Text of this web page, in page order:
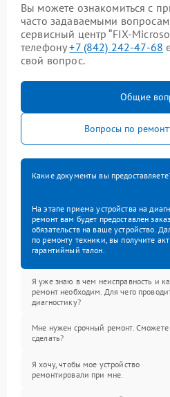
Вы можете ознакомиться с
часто задаваемыми
сервисный центр “FIX-
телефону+7 (842) 242-47-68
свой вопрос.
Общие
Вопросы по
Какие документы вы
На этапе приема устройства на
ремонт вам будет предоставлен
обязательств на ваше устройство.
по ремонту техники, вы получите
гарантийный талон.
Я уже знаю в чем неисправность и
ремонт необходим. Для чего
диагностику?
Мне нужен срочный ремонт. Сможете
сделать?
Я хочу, чтобы мое устройство
ремонтировали при мне.